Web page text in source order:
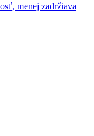
menej zadržiava